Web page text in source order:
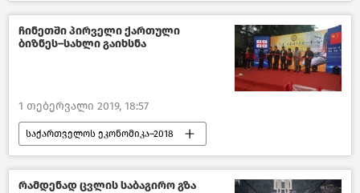
ჩინეთში პირველი ქართული
ბიზნეს–სახლი გაიხსნა
1 თებერვალი 2019, 18:57
საქართველოს ეკონომიკა–2018
ეკონომიკა
საქართველოს ბიზნესგარემო
რამდენად ცვლის საბაგირო გზა